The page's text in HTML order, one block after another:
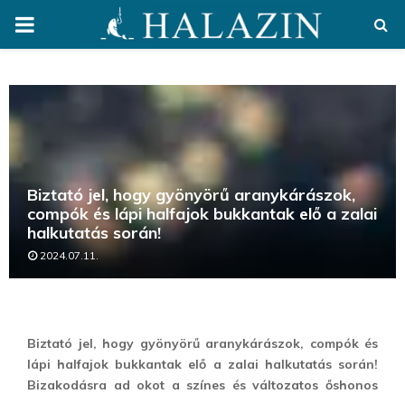
PRIMARY
Biztató jel, hogy gyönyörű aranykárászok,
compók és lápi halfajok bukkantak elő a zalai
halkutatás során!
2024.07.11.
Biztató jel, hogy gyönyörű aranykárászok, compók és
lápi halfajok bukkantak elő a zalai halkutatás során!
Bizakodásra ad okot a színes és változatos őshonos